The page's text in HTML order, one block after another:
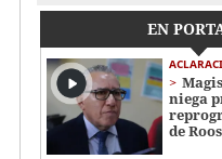
EN
niega
de